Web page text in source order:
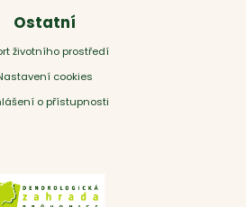
Ostatní
životního prostředí
cookies
o přístupnosti